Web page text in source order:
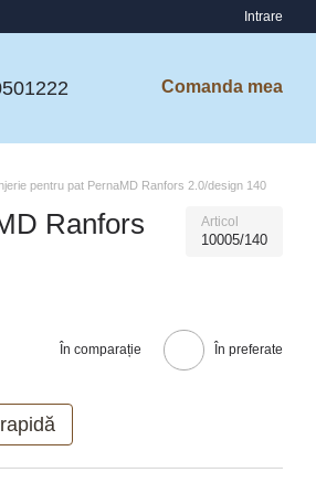
Intrare
Comanda mea
pentru pat PernaMD Ranfors 2.0/design 140
Ranfors
Articol
10005/140
În comparație În preferate